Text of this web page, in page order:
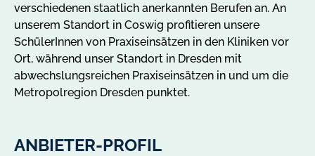
verschiedenen staatlich anerkannten Berufen an. An
unserem Standort in Coswig profitieren unsere
SchülerInnen von Praxiseinsätzen in den Kliniken vor
Ort, während unser Standort in Dresden mit
abwechslungsreichen Praxiseinsätzen in und um die
Metropolregion Dresden punktet.
ANBIETER-PROFIL